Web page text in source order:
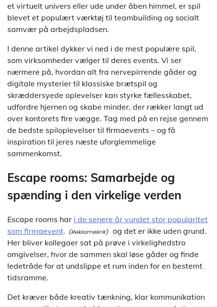
et virtuelt univers eller ude under åben himmel, er spil
blevet et populært værktøj til teambuilding og socialt
samvær på arbejdspladsen.
I denne artikel dykker vi ned i de mest populære spil,
som virksomheder vælger til deres events. Vi ser
nærmere på, hvordan alt fra nervepirrende gåder og
digitale mysterier til klassiske brætspil og
skræddersyede oplevelser kan styrke fællesskabet,
udfordre hjernen og skabe minder, der rækker langt ud
over kontorets fire vægge. Tag med på en rejse gennem
de bedste spiloplevelser til firmaevents – og få
inspiration til jeres næste uforglemmelige
sammenkomst.
Escape rooms: Samarbejde og
spænding i den virkelige verden
Escape rooms har i de senere år vundet stor popularitet
som firmaevent,
og det er ikke uden grund.
Her bliver kollegaer sat på prøve i virkelighedstro
omgivelser, hvor de sammen skal løse gåder og finde
ledetråde for at undslippe et rum inden for en bestemt
tidsramme.
Det kræver både kreativ tænkning, klar kommunikation